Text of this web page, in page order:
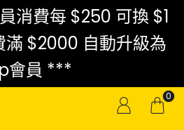
消費每 $250 可換 $1
滿 $2000 自動升級為
會員 ***
0